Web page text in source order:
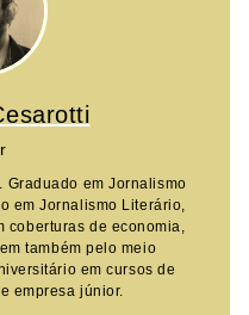
Graduado em Jornalismo
em Jornalismo Literário,
de economia,
também pelo meio
em cursos de
empresa júnior.